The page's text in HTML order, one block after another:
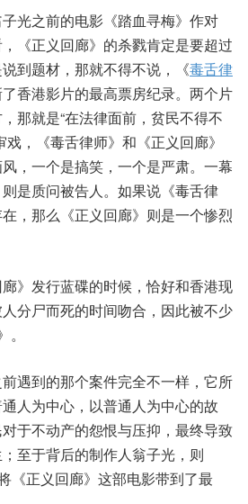
光之前的电影《踏血寻梅》作对
《正义回廊》的杀戮肯定是要超过
说到题材，那就不得不说，《毒舌律
香港影片的最高票房纪录。两个片
那就是“在法律面前，贫民不得不
戏，《毒舌律师》和《正义回廊》
，一个是搞笑，一个是严肃。一幕
是质问被告人。如果说《毒舌律
，那么《正义回廊》则是一个惨烈
》发行蓝碟的时候，恰好和香港现
分尸而死的时间吻合，因此被不少
前遇到的那个案件完全不一样，它所
人为中心，以普通人为中心的故
于不动产的怨恨与压抑，最终导致
至于背后的制作人翁子光，则
《正义回廊》这部电影带到了最